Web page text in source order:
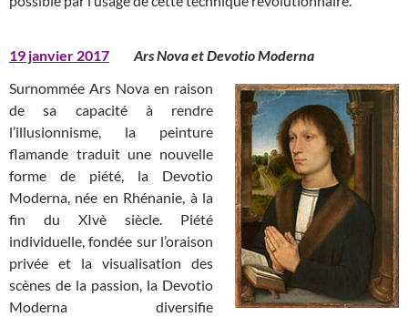
19 janvier 2017
Ars Nova et Devotio Moderna
Surnommée Ars Nova en raison
de sa capacité à rendre
l’illusionnisme, la peinture
flamande traduit une nouvelle
forme de piété, la Devotio
Moderna, née en Rhénanie, à la
fin du XIvè siècle. Piété
individuelle, fondée sur l’oraison
privée et la visualisation des
scènes de la passion, la Devotio
Moderna diversifie